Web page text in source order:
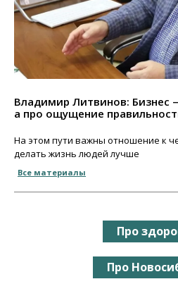
Владимир Литвинов: Бизнес
а про ощущение
На этом пути важны отношение к
делать жизнь людей лучше
Все материалы
Про
Про